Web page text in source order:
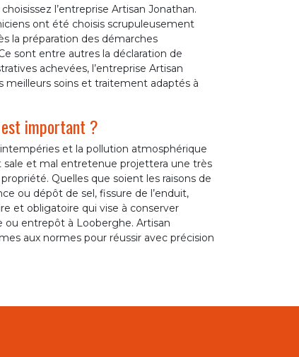
l’entreprise Artisan Jonathan.
ont été choisis scrupuleusement
la préparation des démarches
sont entre autres la déclaration de
achevées, l’entreprise Artisan
meilleurs soins et traitement adaptés à
important ?
et la pollution atmosphérique
et mal entretenue projettera une très
Quelles que soient les raisons de
ou dépôt de sel, fissure de l’enduit,
et obligatoire qui vise à conserver
ou entrepôt à Looberghe. Artisan
aux normes pour réussir avec précision